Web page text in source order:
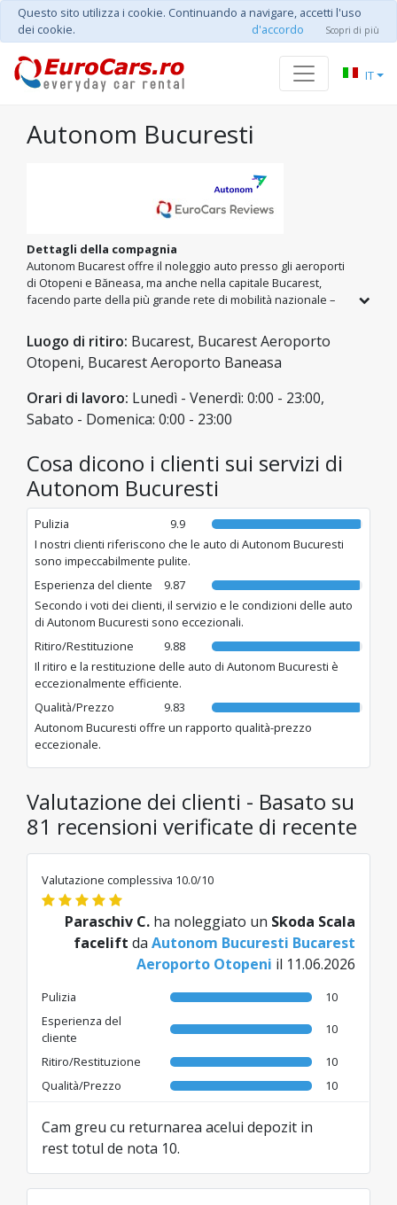
Questo sito utilizza i cookie. Continuando a navigare, accetti l'uso
dei cookie.
d'accordo Scopri di più
IT
Autonom Bucuresti
Dettagli della compagnia
Autonom Bucarest offre il noleggio auto presso gli aeroporti
di Otopeni e Băneasa, ma anche nella capitale Bucarest,
facendo parte della più grande rete di mobilità nazionale –
tuoi progetti. Goditi la totale libertà con chilometraggio
illimitato e ottimi prezzi per ogni modello, dalle utilitarie ai
SUV spaziosi per tutta la famiglia.
Luogo di ritiro: Bucarest, Bucarest Aeroporto
Otopeni, Bucarest Aeroporto Baneasa
Orari di lavoro: Lunedì - Venerdì: 0:00 - 23:00,
Sabato - Domenica: 0:00 - 23:00
Cosa dicono i clienti sui servizi di
Autonom Bucuresti
Pulizia
9.9
I nostri clienti riferiscono che le auto di Autonom Bucuresti
sono impeccabilmente pulite.
Esperienza del cliente
9.87
Secondo i voti dei clienti, il servizio e le condizioni delle auto
di Autonom Bucuresti sono eccezionali.
Ritiro/Restituzione
9.88
Il ritiro e la restituzione delle auto di Autonom Bucuresti è
eccezionalmente efficiente.
Qualità/Prezzo
9.83
Autonom Bucuresti offre un rapporto qualità-prezzo
eccezionale.
Valutazione dei clienti - Basato su
81 recensioni verificate di recente
Valutazione complessiva 10.0/10
Paraschiv C. ha noleggiato un Skoda Scala
facelift da Autonom Bucuresti Bucarest
Aeroporto Otopeni il 11.06.2026
Pulizia
10
Esperienza del
cliente
10
Ritiro/Restituzione
10
Qualità/Prezzo
10
Cam greu cu returnarea acelui depozit in
rest totul de nota 10.